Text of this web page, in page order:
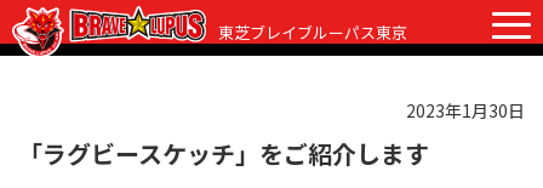
東芝ブレイブルーパス東京
チケット グッズ ファンクラブ 観戦ガイド
2023年1月30日
「ラグビースケッチ」をご紹介します